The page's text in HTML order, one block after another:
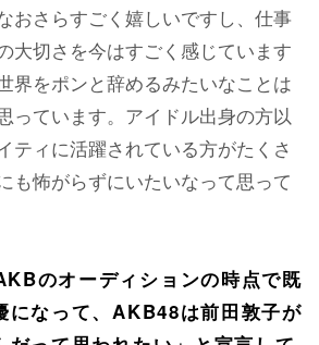
おさらすごく嬉しいですし、仕事
大切さを今はすごく感じています
界をポンと辞めるみたいなことは
っています。アイドル出身の方以
ティに活躍されている方がたくさ
も怖がらずにいたいなって思って
のオーディションの時点で既
になって、AKB48は前田敦子が